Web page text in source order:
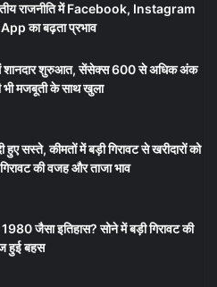
राजनीति में Facebook, Instagram
का बढ़ता प्रभाव
शानदार शुरुआत, सेंसेक्स 600 से अधिक अंक
भी मजबूती के साथ खुला
हुए सस्ते, कीमतों में बड़ी गिरावट से खरीदारों को
की वजह और ताजा भाव
1980 जैसा इतिहास? सोने में बड़ी गिरावट की
हुई बहस